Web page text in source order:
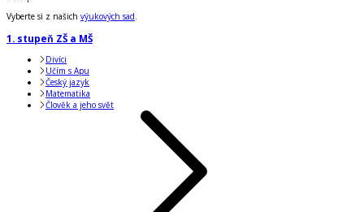
Vyberte si z našich výukových sad.
1. stupeň ZŠ a MŠ
Divíci
Učím s Apu
Český jazyk
Matematika
Člověk a jeho svět